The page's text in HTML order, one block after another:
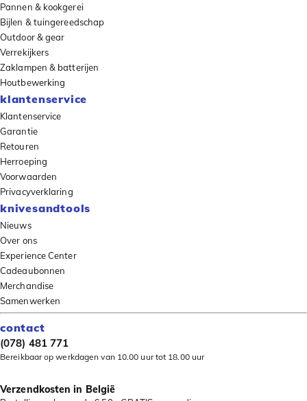
Pannen & kookgerei
Bijlen & tuingereedschap
Outdoor & gear
Verrekijkers
Zaklampen & batterijen
Houtbewerking
klantenservice
Klantenservice
Garantie
Retouren
Herroeping
Voorwaarden
Privacyverklaring
knivesandtools
Nieuws
Over ons
Experience Center
Cadeaubonnen
Merchandise
Samenwerken
contact
(078) 481 771
Bereikbaar op werkdagen van 10.00 uur tot 18.00 uur
Verzendkosten in België